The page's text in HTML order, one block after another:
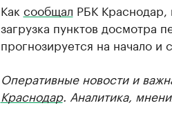
Как сообщал РБК Краснодар,
загрузка пунктов досмотра
прогнозируется на начало и
Оперативные новости и
Краснодар. Аналитика,